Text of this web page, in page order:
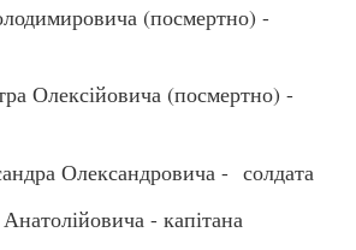
(посмертно) -
Олексійовича (посмертно) -
Олександровича - солдата
- капітана